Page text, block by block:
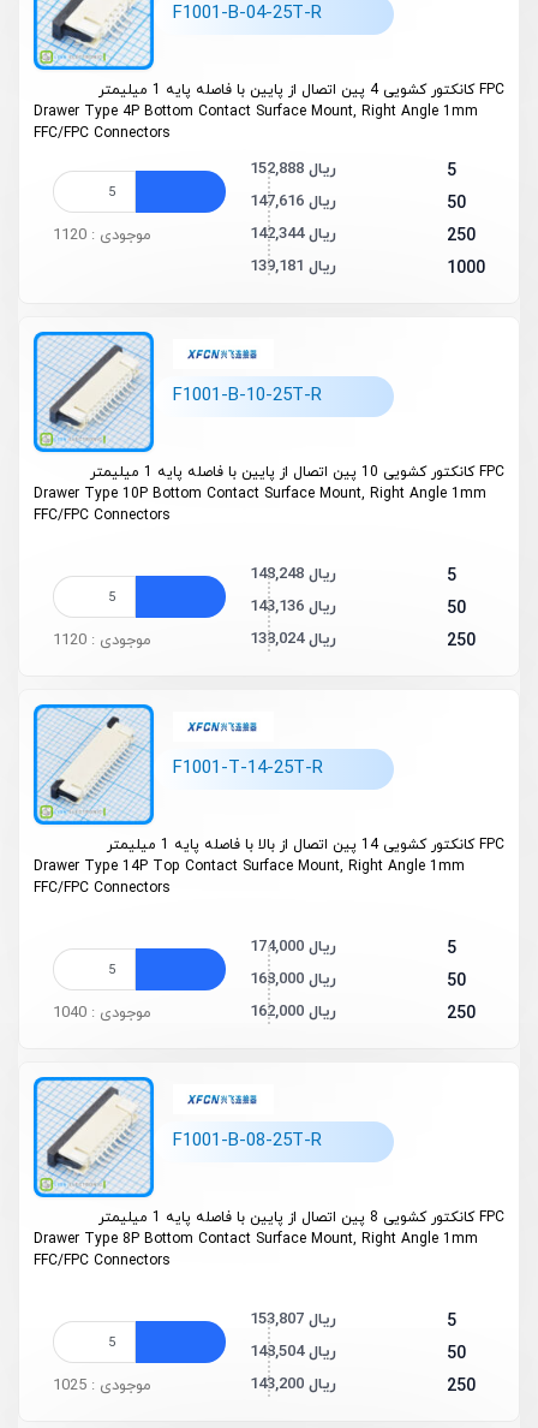
F1001-B-04-25T-R
FPC کانکتور کشویی 4 پین اتصال از پایین با فاصله پایه 1 میلیمتر
Drawer Type 4P Bottom Contact Surface Mount, Right Angle 1mm
FFC/FPC Connectors
5 152,888 ریال
50 147,616 ریال
250 142,344 ریال
1000 139,181 ریال
موجودی : 1120
F1001-B-10-25T-R
FPC کانکتور کشویی 10 پین اتصال از پایین با فاصله پایه 1 میلیمتر
Drawer Type 10P Bottom Contact Surface Mount, Right Angle 1mm
FFC/FPC Connectors
5 148,248 ریال
50 143,136 ریال
250 138,024 ریال موجودی : 1120
F1001-T-14-25T-R
FPC کانکتور کشویی 14 پین اتصال از بالا با فاصله پایه 1 میلیمتر
Drawer Type 14P Top Contact Surface Mount, Right Angle 1mm
FFC/FPC Connectors
5 174,000 ریال
50 168,000 ریال
250 162,000 ریال موجودی : 1040
F1001-B-08-25T-R
FPC کانکتور کشویی 8 پین اتصال از پایین با فاصله پایه 1 میلیمتر
Drawer Type 8P Bottom Contact Surface Mount, Right Angle 1mm
FFC/FPC Connectors
5 153,807 ریال
50 148,504 ریال
250 143,200 ریال موجودی : 1025